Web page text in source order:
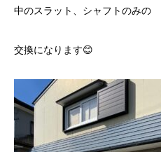
中のスラット、シャフトのみの
交換になります😊